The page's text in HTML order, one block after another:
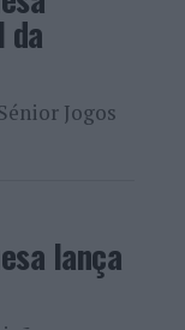
da
Jogos
lança